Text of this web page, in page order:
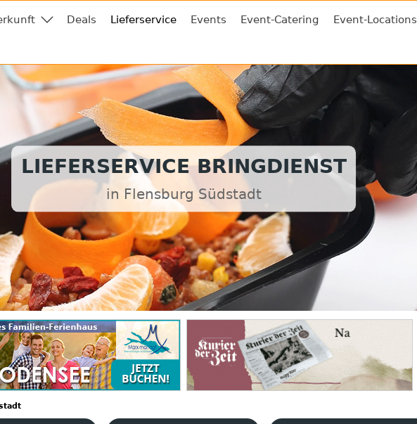
Deals Lieferservice Events Event-Catering Event-Locations
LIEFERSERVICE BRINGDIENST
in Flensburg Südstadt